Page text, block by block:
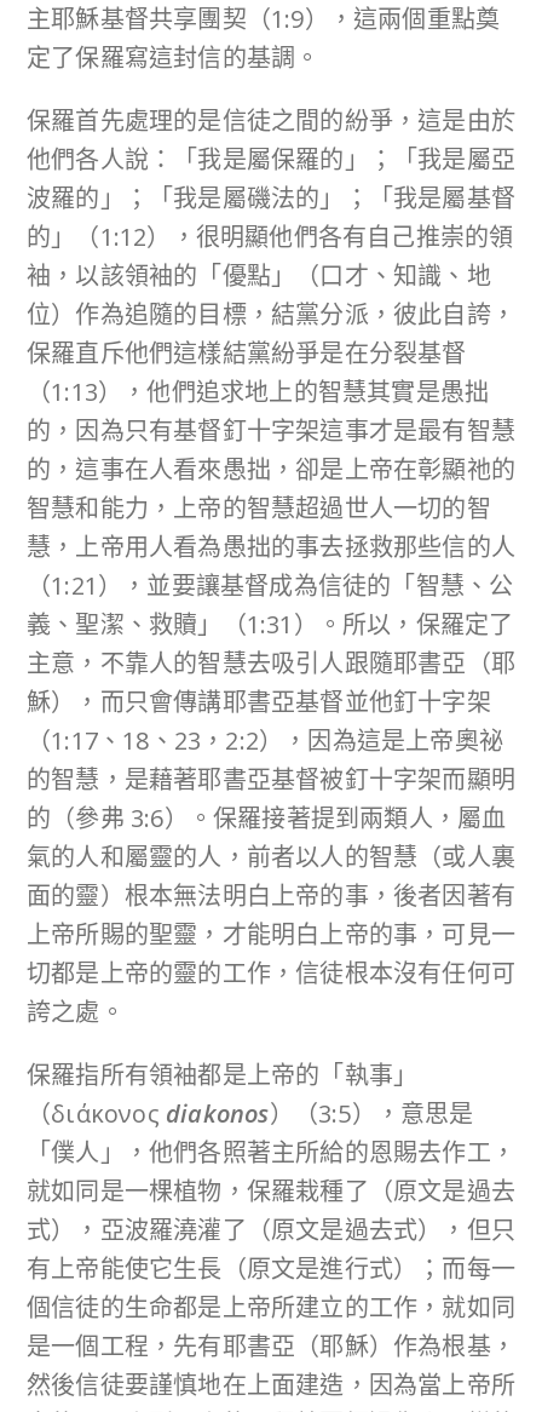
主耶穌基督共享團契（1:9），這兩個重點奠
定了保羅寫這封信的基調。
保羅首先處理的是信徒之間的紛爭，這是由於
他們各人說：「我是屬保羅的」；「我是屬亞
波羅的」；「我是屬磯法的」；「我是屬基督
的」（1:12），很明顯他們各有自己推崇的領
袖，以該領袖的「優點」（口才、知識、地
位）作為追隨的目標，結黨分派，彼此自誇，
保羅直斥他們這樣結黨紛爭是在分裂基督
（1:13），他們追求地上的智慧其實是愚拙
的，因為只有基督釘十字架這事才是最有智慧
的，這事在人看來愚拙，卻是上帝在彰顯祂的
智慧和能力，上帝的智慧超過世人一切的智
慧，上帝用人看為愚拙的事去拯救那些信的人
（1:21），並要讓基督成為信徒的「智慧、公
義、聖潔、救贖」（1:31）。所以，保羅定了
主意，不靠人的智慧去吸引人跟隨耶書亞（耶
穌），而只會傳講耶書亞基督並他釘十字架
（1:17、18、23，2:2），因為這是上帝奧祕
的智慧，是藉著耶書亞基督被釘十字架而顯明
的（參弗 3:6）。保羅接著提到兩類人，屬血
氣的人和屬靈的人，前者以人的智慧（或人裏
面的靈）根本無法明白上帝的事，後者因著有
上帝所賜的聖靈，才能明白上帝的事，可見一
切都是上帝的靈的工作，信徒根本沒有任何可
誇之處。
保羅指所有領袖都是上帝的「執事」
（διάκονος diakonos）（3:5），意思是
「僕人」，他們各照著主所給的恩賜去作工，
就如同是一棵植物，保羅栽種了（原文是過去
式），亞波羅澆灌了（原文是過去式），但只
有上帝能使它生長（原文是進行式）；而每一
個信徒的生命都是上帝所建立的工作，就如同
是一個工程，先有耶書亞（耶穌）作為根基，
然後信徒要謹慎地在上面建造，因為當上帝所